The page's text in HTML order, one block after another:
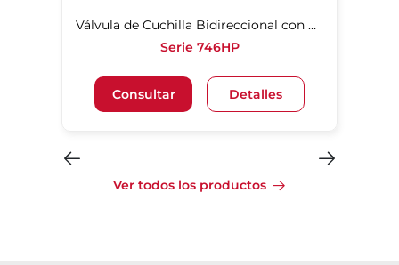
Válvula de Cuchilla Bidireccional con Revestimiento de Poliuretano
Serie 746HP
Consultar Detalles
Ver todos los productos